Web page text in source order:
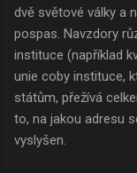
dvě světové války a
pospas. Navzdory
instituce (například
unie coby instituce,
státům, přežívá
to, na jakou adresu
vyslyšen.